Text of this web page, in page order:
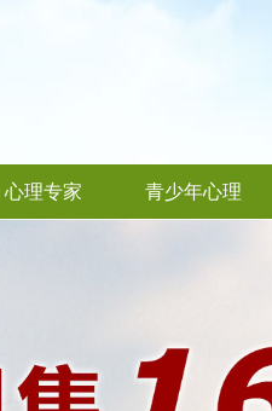
心理专家 青少年心理